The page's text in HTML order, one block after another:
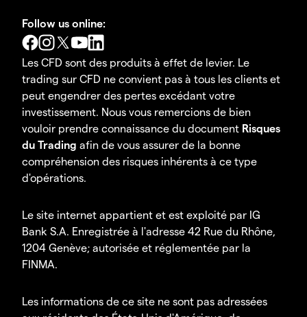
Follow us online:
Les CFD sont des produits à effet de levier. Le
trading sur CFD ne convient pas à tous les clients et
peut engendrer des pertes excédant votre
investissement. Nous vous remercions de bien
vouloir prendre connaissance du document Risques
du Trading afin de vous assurer de la bonne
compréhension des risques inhérents à ce type
d'opérations.
Le site internet appartient et est exploité par IG
Bank S.A. Enregistrée à l'adresse 42 Rue du Rhône,
1204 Genève; autorisée et réglementée par la
FINMA.
Les informations de ce site ne sont pas adressées